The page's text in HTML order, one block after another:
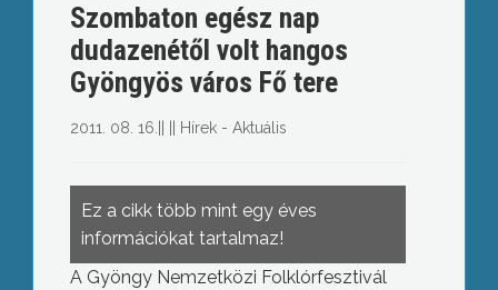
Szombaton egész nap
dudazenétől volt hangos
Gyöngyös város Fő tere
2011. 08. 16. Hírek - Aktuális
Ez a cikk több mint egy éves
információkat tartalmaz!
A Gyöngy Nemzetközi Folklórfesztivál